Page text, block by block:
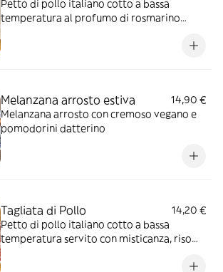
Petto di pollo italiano cotto a bassa
temperatura al profumo di rosmarino
fresca caramellata, riso basmati BIO e riso
Melanzana arrosto estiva
14,90 €
Melanzana arrosto con cremoso vegano e
pomodorini datterino
Tagliata di Pollo
14,20 €
Petto di pollo italiano cotto a bassa
temperatura servito con misticanza, riso